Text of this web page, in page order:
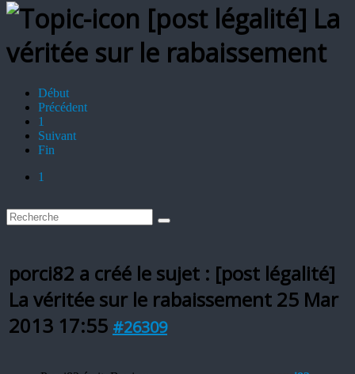
[post légalité] La
véritée sur le rabaissement
Début
Précédent
1
Suivant
Fin
1
porci82 a créé le sujet : [post légalité]
La véritée sur le rabaissement 25 Mar
2013 17:55 #26309